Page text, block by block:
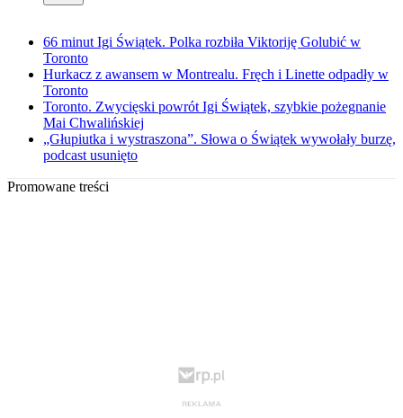
66 minut Igi Świątek. Polka rozbiła Viktoriję Golubić w
Toronto
Hurkacz z awansem w Montrealu. Fręch i Linette odpadły w
Toronto
Toronto. Zwycięski powrót Igi Świątek, szybkie pożegnanie
Mai Chwalińskiej
„Głupiutka i wystraszona”. Słowa o Świątek wywołały burzę,
podcast usunięto
Promowane treści